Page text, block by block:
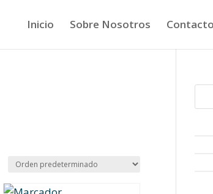
Inicio Sobre Nosotros Contacto